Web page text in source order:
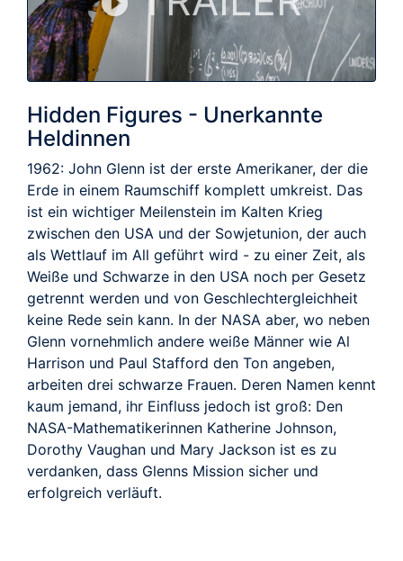
Hidden Figures - Unerkannte
Heldinnen
1962: John Glenn ist der erste Amerikaner, der die
Erde in einem Raumschiff komplett umkreist. Das
ist ein wichtiger Meilenstein im Kalten Krieg
zwischen den USA und der Sowjetunion, der auch
als Wettlauf im All geführt wird - zu einer Zeit, als
Weiße und Schwarze in den USA noch per Gesetz
getrennt werden und von Geschlechtergleichheit
keine Rede sein kann. In der NASA aber, wo neben
Glenn vornehmlich andere weiße Männer wie Al
Harrison und Paul Stafford den Ton angeben,
arbeiten drei schwarze Frauen. Deren Namen kennt
kaum jemand, ihr Einfluss jedoch ist groß: Den
NASA-Mathematikerinnen Katherine Johnson,
Dorothy Vaughan und Mary Jackson ist es zu
verdanken, dass Glenns Mission sicher und
erfolgreich verläuft.